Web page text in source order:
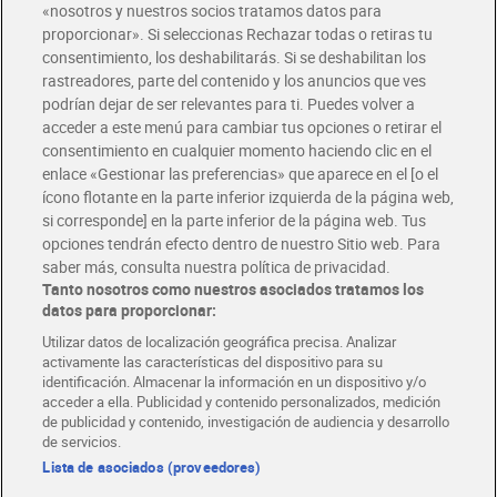
Glovo y Uber Eats
Solicita tu factura de Glovo o Uber Eats
Únete al CLUB Dia
Disfruta las ventajas y ofertas exclusivas.
Descárgate la APP Dia
Folletos y Tiendas
Descubre las mejores ofertas y busca tu tienda más cercana
Tarjeta MaX Dia
Te devuelve hasta 8€/mes de tus compras.
¡Solicita tu tarjeta de crédito aquí!
COMER MEJOR CADA DIA
COLABORA CON DIA ABRE TU TIENDA DIA CORPORATE
«nosotros y nuestros socios tratamos datos para
proporcionar». Si seleccionas Rechazar todas o retiras tu
consentimiento, los deshabilitarás. Si se deshabilitan los
rastreadores, parte del contenido y los anuncios que ves
podrían dejar de ser relevantes para ti. Puedes volver a
acceder a este menú para cambiar tus opciones o retirar el
consentimiento en cualquier momento haciendo clic en el
enlace «Gestionar las preferencias» que aparece en el [o el
ícono flotante en la parte inferior izquierda de la página web,
si corresponde] en la parte inferior de la página web. Tus
opciones tendrán efecto dentro de nuestro Sitio web. Para
saber más, consulta nuestra política de privacidad.
Tanto nosotros como nuestros asociados tratamos los
datos para proporcionar:
Utilizar datos de localización geográfica precisa. Analizar
activamente las características del dispositivo para su
identificación. Almacenar la información en un dispositivo y/o
acceder a ella. Publicidad y contenido personalizados, medición
de publicidad y contenido, investigación de audiencia y desarrollo
de servicios.
Lista de asociados (proveedores)